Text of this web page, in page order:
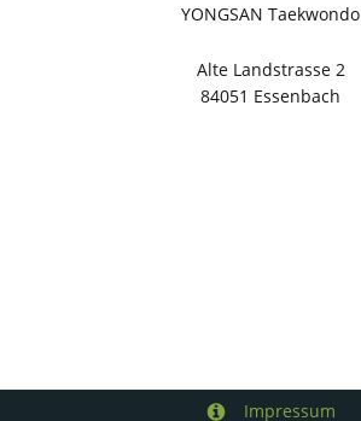
YONGSAN Taekwondo
Alte Landstrasse 2
84051 Essenbach
Impressum